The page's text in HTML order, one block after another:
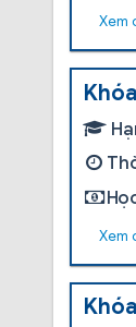
Xem
Xem